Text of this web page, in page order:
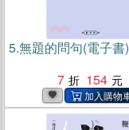
5.無題的問句(電子書)
7
154